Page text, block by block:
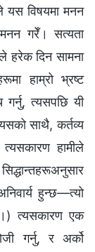
यस विषयमा मनन
गरेँ। सत्यता
हरेक दिन सामना
हाम्रो भ्रष्ट
त्यसपछि यी
साथै, कर्तव्य
त्यसकारण हामीले
हुन्छ—त्यो
त्यसकारण एक
गर्नु, र अर्को